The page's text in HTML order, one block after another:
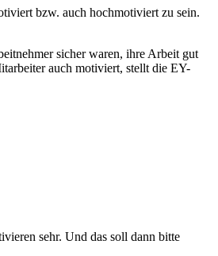
bzw. auch hochmotiviert zu sein.
sicher waren, ihre Arbeit gut
auch motiviert, stellt die EY-
sehr. Und das soll dann bitte